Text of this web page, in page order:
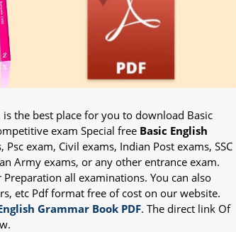
is the best place for you to download Basic
exam Special free Basic English
exam, Civil exams, Indian Post exams, SSC
Army exams, or any other entrance exam.
all examinations. You can also
etc Pdf format free of cost on our website.
Grammar Book PDF. The direct link Of